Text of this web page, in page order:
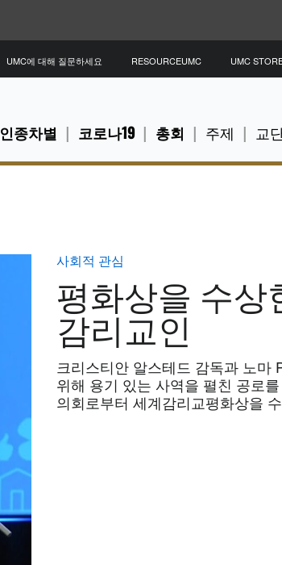
인종차별 코로나19 총회 주제 교
UMC에 대해 질문하세요 RESOURCEUMC UMC
사회적 관심
평화상을 수상
감리교인
크리스티안 알스테드 감독과 노마
위해 용기 있는 사역을 펼친 공로
의회로부터 세계감리교평화상을